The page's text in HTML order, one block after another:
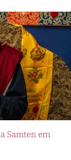
Samten em